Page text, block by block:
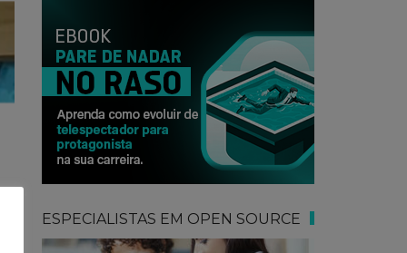
ESPECIALISTAS EM OPEN SOURCE